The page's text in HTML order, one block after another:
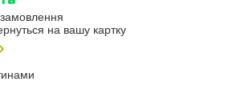
на вашу картку